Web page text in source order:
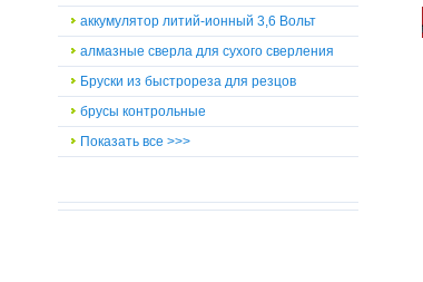
аккумулятор литий-ионный 3,6 Вольт
алмазные сверла для сухого сверления
Бруски из быстрореза для резцов
брусы контрольные
Показать все >>>